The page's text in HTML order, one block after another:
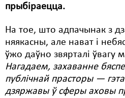
прыбіраецца.
На тое, што адпачынак з
няякасны, але нават і
ўжо даўно звярталі ўвагу
Нагадаем, захаванне
публічнай прасторы —
дзяржавы ў сферы аховы
Свабода слова
Свабода сумленьня
Суд
Сьмяротнае пакараньне
Экалёгія